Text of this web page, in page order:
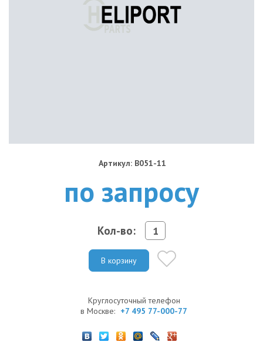
Артикул: B051-11
по запросу
Кол-во:
В корзину
Круглосуточный телефон
в Москве: +7 495 77-000-77